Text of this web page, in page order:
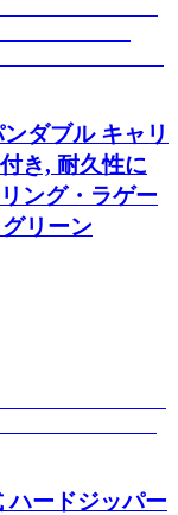
ダブル キャリ
き, 耐久性に
ング・ラゲー
リーン
ハードジッパー